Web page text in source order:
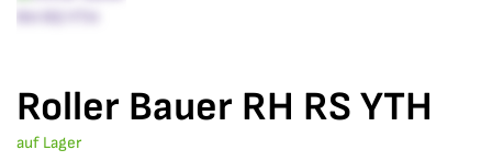
Roller Bauer RH RS YTH
auf Lager